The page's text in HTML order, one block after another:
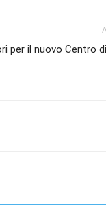
per il nuovo Centro